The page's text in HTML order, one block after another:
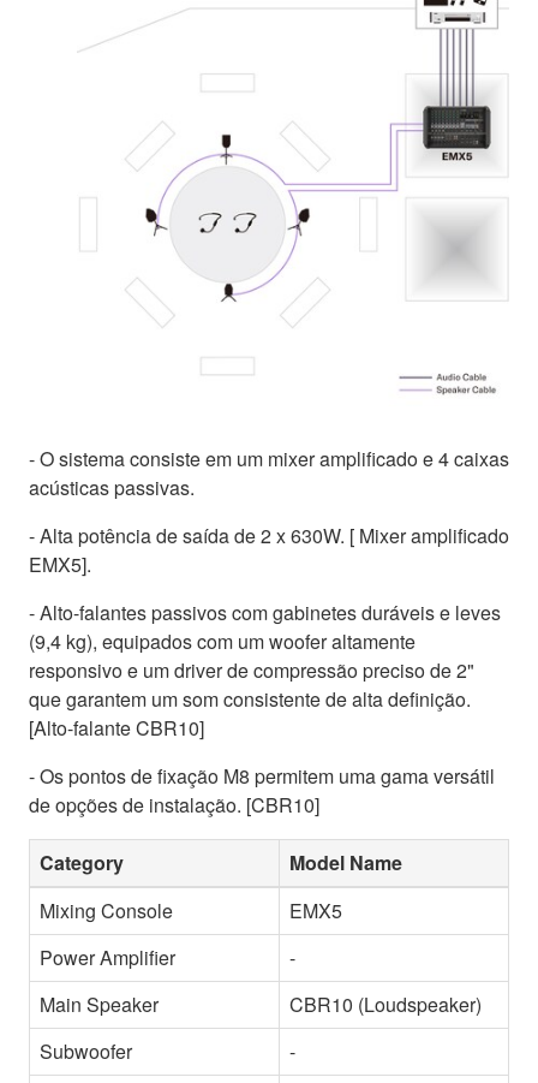
- O sistema consiste em um mixer amplificado e 4 caixas
acústicas passivas.
- Alta potência de saída de 2 x 630W. [ Mixer amplificado
EMX5].
- Alto-falantes passivos com gabinetes duráveis e leves
(9,4 kg), equipados com um woofer altamente
responsivo e um driver de compressão preciso de 2"
que garantem um som consistente de alta definição.
[Alto-falante CBR10]
- Os pontos de fixação M8 permitem uma gama versátil
de opções de instalação. [CBR10]
Category
Model Name
Mixing Console
EMX5
Power Amplifier
-
Main Speaker
CBR10 (Loudspeaker)
Subwoofer
-